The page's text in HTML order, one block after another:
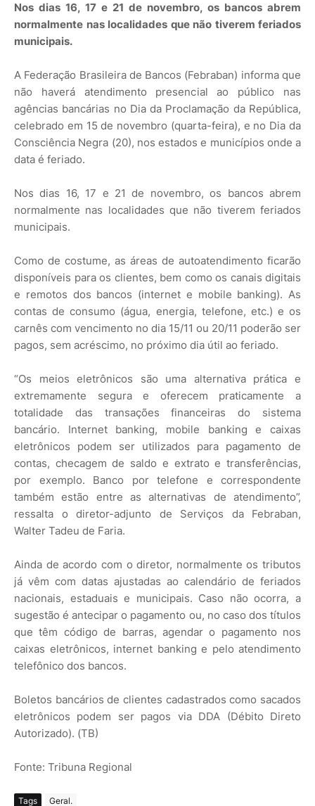
Nos dias 16, 17 e 21 de novembro, os bancos abrem
normalmente nas localidades que não tiverem feriados
municipais.
A Federação Brasileira de Bancos (Febraban) informa que
não haverá atendimento presencial ao público nas
agências bancárias no Dia da Proclamação da República,
celebrado em 15 de novembro (quarta-feira), e no Dia da
Consciência Negra (20), nos estados e municípios onde a
data é feriado.
Nos dias 16, 17 e 21 de novembro, os bancos abrem
normalmente nas localidades que não tiverem feriados
municipais.
Como de costume, as áreas de autoatendimento ficarão
disponíveis para os clientes, bem como os canais digitais
e remotos dos bancos (internet e mobile banking). As
contas de consumo (água, energia, telefone, etc.) e os
carnês com vencimento no dia 15/11 ou 20/11 poderão ser
pagos, sem acréscimo, no próximo dia útil ao feriado.
“Os meios eletrônicos são uma alternativa prática e
extremamente segura e oferecem praticamente a
totalidade das transações financeiras do sistema
bancário. Internet banking, mobile banking e caixas
eletrônicos podem ser utilizados para pagamento de
contas, checagem de saldo e extrato e transferências,
por exemplo. Banco por telefone e correspondente
também estão entre as alternativas de atendimento”,
ressalta o diretor-adjunto de Serviços da Febraban,
Walter Tadeu de Faria.
Ainda de acordo com o diretor, normalmente os tributos
já vêm com datas ajustadas ao calendário de feriados
nacionais, estaduais e municipais. Caso não ocorra, a
sugestão é antecipar o pagamento ou, no caso dos títulos
que têm código de barras, agendar o pagamento nos
caixas eletrônicos, internet banking e pelo atendimento
telefônico dos bancos.
Boletos bancários de clientes cadastrados como sacados
eletrônicos podem ser pagos via DDA (Débito Direto
Autorizado). (TB)
Fonte: Tribuna Regional
Tags Geral.